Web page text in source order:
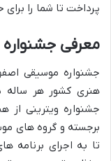
پرداخت تا شما را
معرفی
جشنواره موسیقی
هنری کشور هر ساله
جشنواره ویترینی
برجسته و گروه های
تا به اجرای برنامه